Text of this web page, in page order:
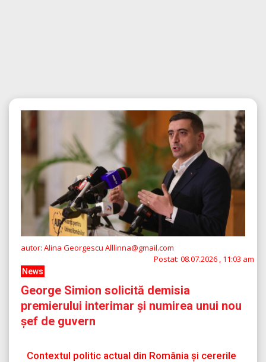
autor: Alina Georgescu Alllinna@gmail.com
Postat: 08.07.2026 , 11:03 am
News
George Simion solicită demisia
premierului interimar și numirea unui nou
șef de guvern
Contextul politic actual din România și cererile